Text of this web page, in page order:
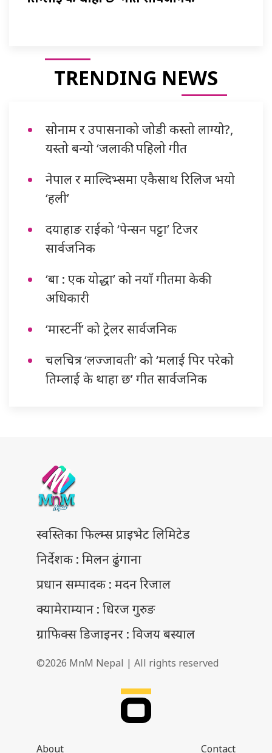
TRENDING NEWS
सोनाम र उपासनाको जोडी कस्तो लाग्यो?,
यस्तो बन्यो ‘जलाकी’ पहिलो गीत
नेपाल र माल्दिभ्समा एकैसाथ रिलिज भयो
‘हली’
दयाहाङ राईको ‘पेन्सन पट्टा’ टिजर
सार्वजनिक
‘बा : एक योद्धा’ को नयाँ गीतमा केकी
अधिकारी
‘मास्टर्नी’ को ट्रेलर सार्वजनिक
चलचित्र ‘लज्जावती’ को ‘मलाई पिर परेको
तिम्लाई के थाहा छ’ गीत सार्वजनिक
स्वस्तिका फिल्म्स प्राइभेट लिमिटेड
निर्देशक : मिलन ढुंगाना
प्रधान सम्पादक : मदन रिजाल
क्यामेराम्यान : धिरज गुरुङ
ग्राफिक्स डिजाइनर : विजय बस्याल
©2026 MnM Nepal | All rights reserved
About Contact